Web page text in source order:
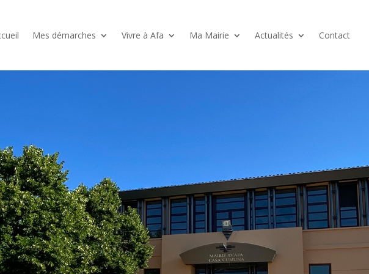
Mes démarches Vivre à Afa Ma Mairie Actualités Contact